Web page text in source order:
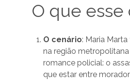
O que
O cenário: Maria
na região
romance policial: o
que estar entre